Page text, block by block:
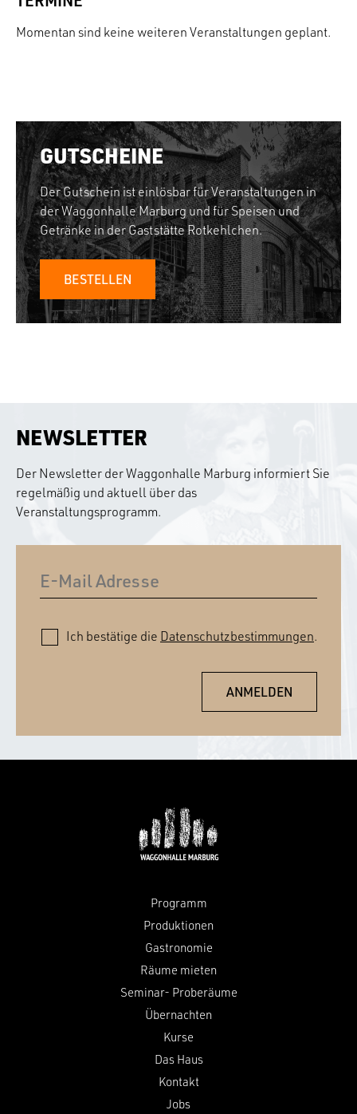
Momentan sind keine weiteren Veranstaltungen geplant.
GUTSCHEINE
Der Gutschein ist einlösbar für Veranstaltungen in
der Waggonhalle Marburg und für Speisen und
Getränke in der Gaststätte Rotkehlchen.
BESTELLEN
NEWSLETTER
Der Newsletter der Waggonhalle Marburg informiert Sie
regelmäßig und aktuell über das
Veranstaltungsprogramm.
Ich bestätige die Datenschutzbestimmungen.
Programm
Produktionen
Gastronomie
Räume mieten
Seminar- Proberäume
Übernachten
Kurse
Das Haus
Kontakt
Jobs